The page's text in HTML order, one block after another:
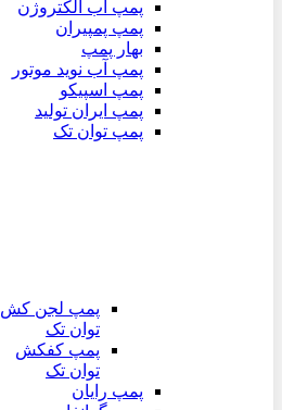
پمپ آب الکتروژن
پمپ پمپیران
بهار پمپ
پمپ آب نوید موتور
پمپ اسپیکو
پمپ ایران تولید
پمپ توان تک
پمپ لجن کش
توان تک
پمپ کفکش
توان تک
پمپ رایان